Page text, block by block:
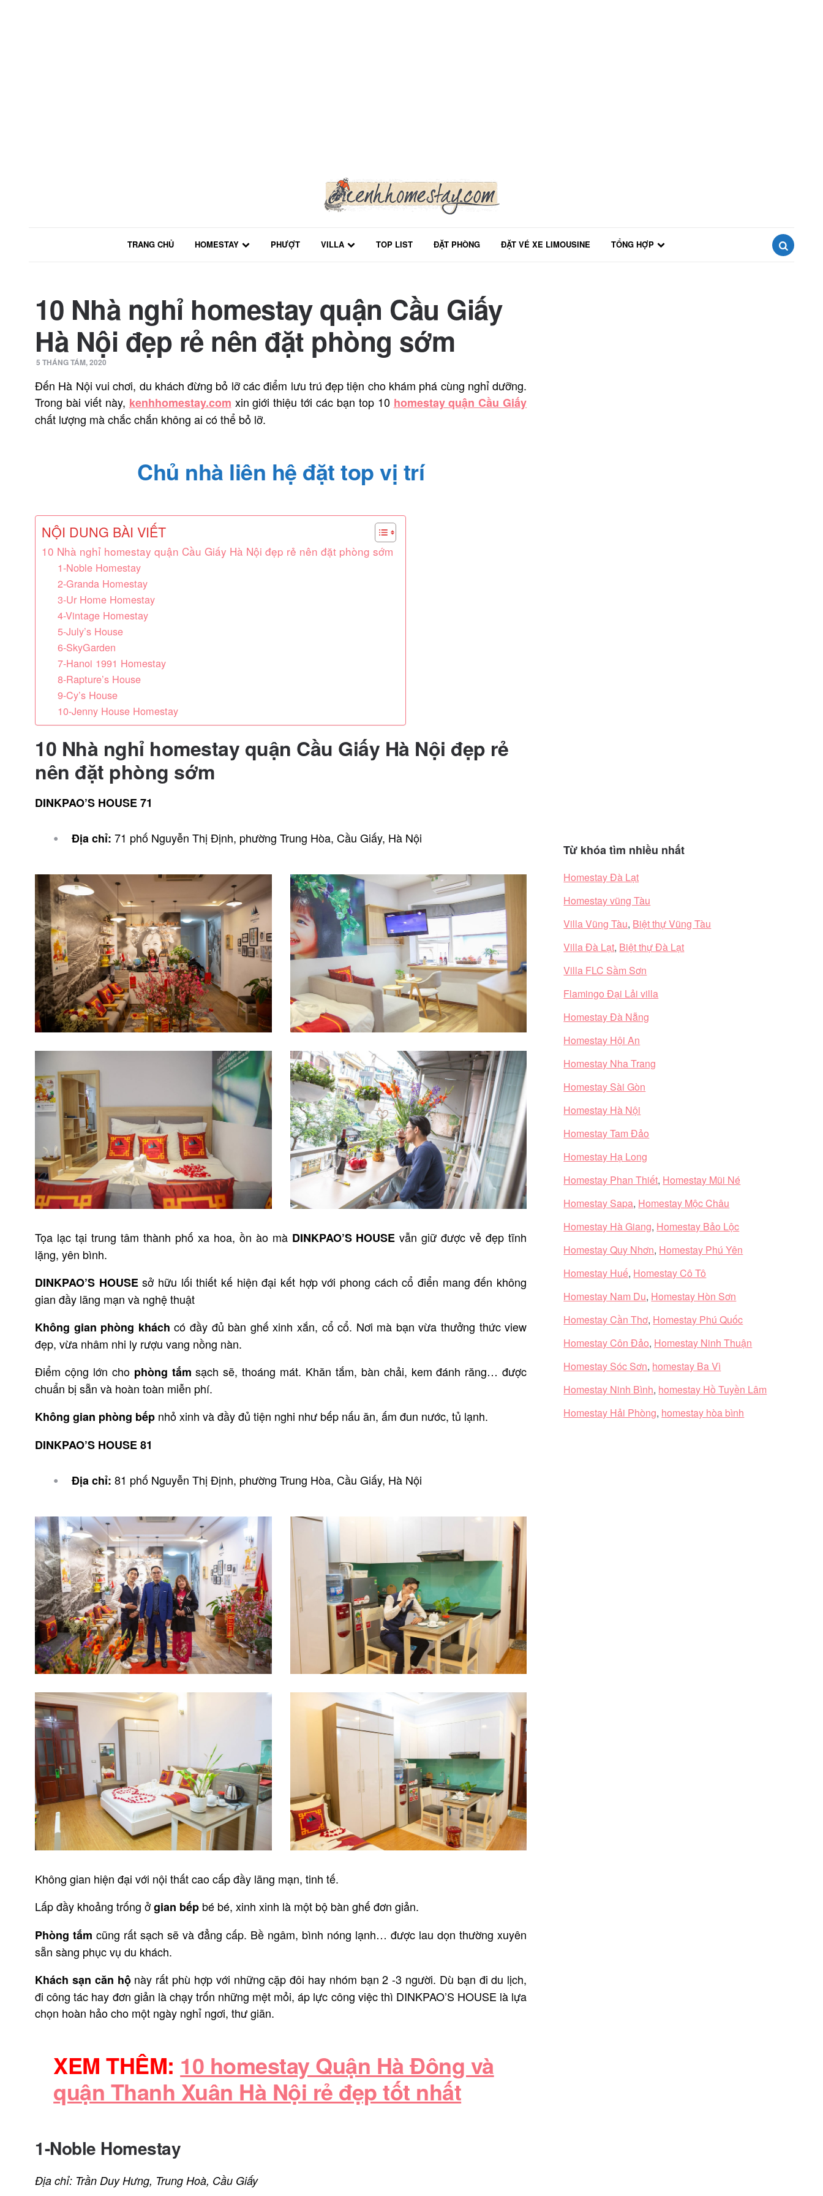
TRANG CHỦ HOMESTAY PHƯỢT VILLA TOP LIST ĐẶT PHÒNG ĐẶT VÉ XE LIMOUSINE
TỔNG HỢP
10 Nhà nghỉ homestay quận Cầu Giấy
Hà Nội đẹp rẻ nên đặt phòng sớm
5 THÁNG TÁM, 2020
Đến Hà Nội vui chơi, du khách đừng bỏ lỡ các điểm lưu trú đẹp tiện cho khám phá cùng nghỉ dưỡng.
Trong bài viết này, kenhhomestay.com xin giới thiệu tới các bạn top 10 homestay quận Cầu Giấy
chất lượng mà chắc chắn không ai có thể bỏ lỡ.
Chủ nhà liên hệ đặt top vị trí
NỘI DUNG BÀI VIẾT
10 Nhà nghỉ homestay quận Cầu Giấy Hà Nội đẹp rẻ nên đặt phòng sớm
1-Noble Homestay
2-Granda Homestay
3-Ur Home Homestay
4-Vintage Homestay
5-July’s House
6-SkyGarden
7-Hanoi 1991 Homestay
8-Rapture’s House
9-Cy’s House
10-Jenny House Homestay
10 Nhà nghỉ homestay quận Cầu Giấy Hà Nội đẹp rẻ
nên đặt phòng sớm
DINKPAO’S HOUSE 71
Địa chỉ:71 phố Nguyễn Thị Định, phường Trung Hòa, Cầu Giấy, Hà Nội
Tọa lạc tại trung tâm thành phố xa hoa, ồn ào mà DINKPAO’S HOUSE vẫn giữ được vẻ đẹp tĩnh
lặng, yên bình.
DINKPAO’S HOUSEsở hữu lối thiết kế hiện đại kết hợp với phong cách cổ điển mang đến không
gian đầy lãng mạn và nghệ thuật
Không gian phòng khách có đầy đủ bàn ghế xinh xắn, cổ cổ. Nơi mà bạn vừa thưởng thức view
đẹp, vừa nhâm nhi ly rượu vang nồng nàn.
Điểm cộng lớn cho phòng tắmsạch sẽ, thoáng mát. Khăn tắm, bàn chải, kem đánh răng… được
chuẩn bị sẵn và hoàn toàn miễn phí.
Không gian phòng bếp nhỏ xinh và đầy đủ tiện nghi như bếp nấu ăn, ấm đun nước, tủ lạnh.
DINKPAO’S HOUSE 81
Địa chỉ:81 phố Nguyễn Thị Định, phường Trung Hòa, Cầu Giấy, Hà Nội
Không gian hiện đại với nội thất cao cấp đầy lãng mạn, tinh tế.
Lấp đầy khoảng trống ởgian bếp bé bé, xinh xinh là một bộ bàn ghế đơn giản.
Phòng tắm cũng rất sạch sẽ và đẳng cấp. Bề ngâm, bình nóng lạnh… được lau dọn thường xuyên
sẵn sàng phục vụ du khách.
Khách sạn căn hộnày rất phù hợp với những cặp đôi hay nhóm bạn 2 -3 người. Dù bạn đi du lịch,
đi công tác hay đơn giản là chạy trốn những mệt mỏi, áp lực công việc thì DINKPAO’S HOUSE là lựa
chọn hoàn hảo cho một ngày nghỉ ngơi, thư giãn.
XEM THÊM: 10 homestay Quận Hà Đông và
quận Thanh Xuân Hà Nội rẻ đẹp tốt nhất
1-Noble Homestay
Địa chỉ: Trần Duy Hưng, Trung Hoà, Cầu Giấy
Từ khóa tìm nhiều nhất
Homestay Đà Lạt
Homestay vũng Tàu
Villa Vũng Tàu, Biệt thự Vũng Tàu
Villa Đà Lạt, Biệt thự Đà Lạt
Villa FLC Sầm Sơn
Flamingo Đại Lải villa
Homestay Đà Nẵng
Homestay Hội An
Homestay Nha Trang
Homestay Sài Gòn
Homestay Hà Nội
Homestay Tam Đảo
Homestay Hạ Long
Homestay Phan Thiết, Homestay Mũi Né
Homestay Sapa, Homestay Mộc Châu
Homestay Hà Giang, Homestay Bảo Lộc
Homestay Quy Nhơn, Homestay Phú Yên
Homestay Huế, Homestay Cô Tô
Homestay Nam Du, Homestay Hòn Sơn
Homestay Cần Thơ, Homestay Phú Quốc
Homestay Côn Đảo, Homestay Ninh Thuận
Homestay Sóc Sơn, homestay Ba Vì
Homestay Ninh Bình, homestay Hồ Tuyền Lâm
Homestay Hải Phòng, homestay hòa bình